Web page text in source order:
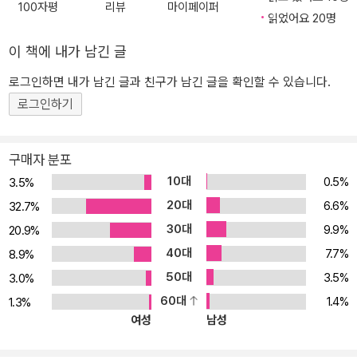
명사들이 선택한 또 하나의 걸작! 더클래식 뉴 도네이션 세계문학 13
번째 작품 《도리언 그레이의 초상》이 욕망에 지배당한 모든 존재에게
날카로운 경고를 전한다. 수많은 예술작품에 영감을 줬고 수차례 영
삶, 겉모습만을 중시하는 세태와 존재를 상징한다. 더없이 아름다운
자신의 초상화에 반한 도리언 그레이는 초상화에 담긴 자신의 영원한
프는 수많은 소설과 영화에 사용됐지만 이 작품은 단순히 영원한 아
름다움으로 결론내리지 않기에 차별성을 가진다. 도리언 그레이가 퇴
폐적인 생활을 하면 할수록 초상화 속 얼굴은 더욱 흉측하게 변해 간
다. 헛된 욕망에 의해 ‘자아 분열’을 일으키고 결국 순수한 얼굴로 씻
지 못할 죄악을 저지른다. 흥미진진한 이야기의 전개에 작가 특유의
냉소적이고 풍자적인 미(美)의 묘사가 감각적으로 펼쳐진다. 작품 속
에서 그레이 도리언은 명망을 쌓지만 점차 자신을 사랑했던 사람들을
잃는다. 그의 순수함에 매료되어 초상화를 그려 줬던 비질은 초상화
의 비밀을 지키고자 한 도리언 그레이의 왜곡된 욕망에 의해 목숨을
100자평 리뷰 마이페이퍼
읽었어요 20명
이 책에 내가 남긴 글
로그인하면 내가 남긴 글과 친구가 남긴 글을 확인할 수 있습니다.
로그인하기
구매자 분포
3.5% 10대
0.5%
32.7%
20대
6.6%
20.9%
30대
9.9%
8.9%
40대
7.7%
3.0%
50대
3.5%
1.3%
60대
1.4%
여성
남성